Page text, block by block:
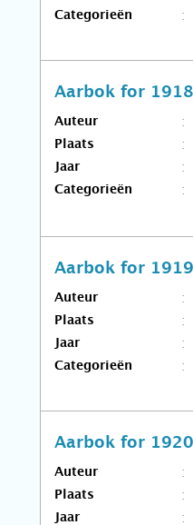
Categorieën
Aarbok for
Auteur
Plaats
Jaar
Categorieën
Aarbok for
Auteur
Plaats
Jaar
Categorieën
Aarbok for
Auteur
Plaats
Jaar